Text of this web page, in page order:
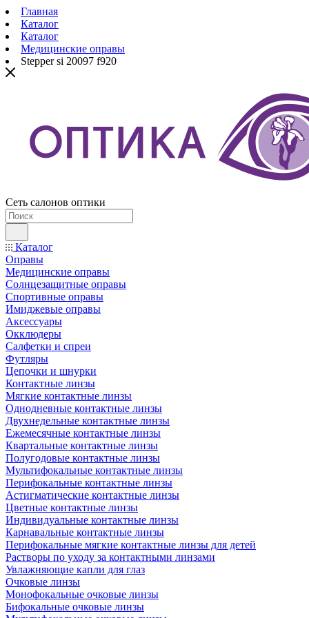
Главная
Каталог
Каталог
Медицинские оправы
Stepper si 20097 f920
Сеть салонов оптики
Каталог
Оправы
Медицинские оправы
Солнцезащитные оправы
Спортивные оправы
Имиджевые оправы
Аксессуары
Окклюдеры
Салфетки и спреи
Футляры
Цепочки и шнурки
Контактные линзы
Мягкие контактные линзы
Однодневные контактные линзы
Двухнедельные контактные линзы
Ежемесячные контактные линзы
Квартальные контактные линзы
Полугодовые контактные линзы
Мультифокальные контактные линзы
Перифокальные контактные линзы
Астигматические контактные линзы
Цветные контактные линзы
Индивидуальные контактные линзы
Карнавальные контактные линзы
Перифокальные мягкие контактные линзы для детей
Растворы по уходу за контактными линзами
Увлажняющие капли для глаз
Очковые линзы
Монофокальные очковые линзы
Бифокальные очковые линзы